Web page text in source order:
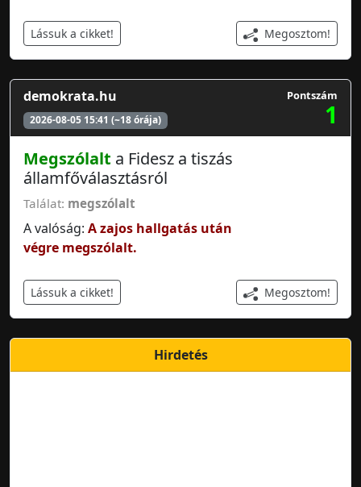
Lássuk a cikket! Megosztom!
demokrata.hu
2026-08-05 15:41 (~18 órája)
Pontszám
1
Megszólalt a Fidesz a tiszás
államfőválasztásról
Találat: megszólalt
A valóság: A zajos hallgatás után
végre megszólalt.
Lássuk a cikket! Megosztom!
Hirdetés